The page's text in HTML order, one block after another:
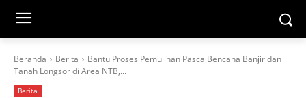
Beranda Berita
Bantu Proses Pemulihan Pasca Bencana Banjir dan
Tanah Longsor di Area NTB,...
Berita